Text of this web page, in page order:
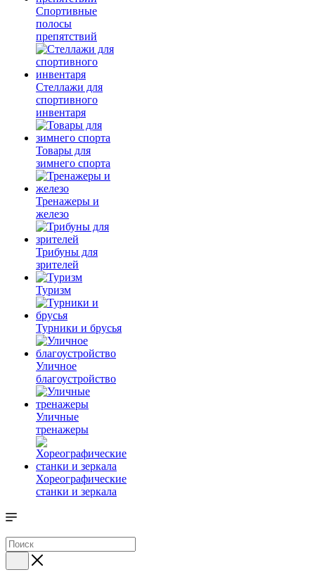
Спортивные
полосы
препятствий
Стеллажи для
спортивного
инвентаря
Товары для
зимнего спорта
Тренажеры и
железо
Трибуны для
зрителей
Туризм
Турники и брусья
Уличное
благоустройство
Уличные
тренажеры
Хореографические
станки и зеркала